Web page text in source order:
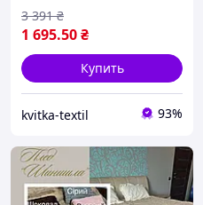
1 695.50₴
3 391 ₴
Купить
kvitka-textil 93%